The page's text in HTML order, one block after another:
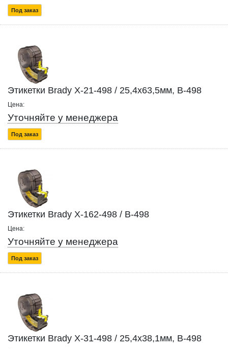
Под заказ
Этикетки Brady X-21-498 / 25,4x63,5мм, B-498
Цена:
Уточняйте у менеджера
Под заказ
Этикетки Brady X-162-498 / B-498
Цена:
Уточняйте у менеджера
Под заказ
Этикетки Brady X-31-498 / 25,4x38,1мм, B-498